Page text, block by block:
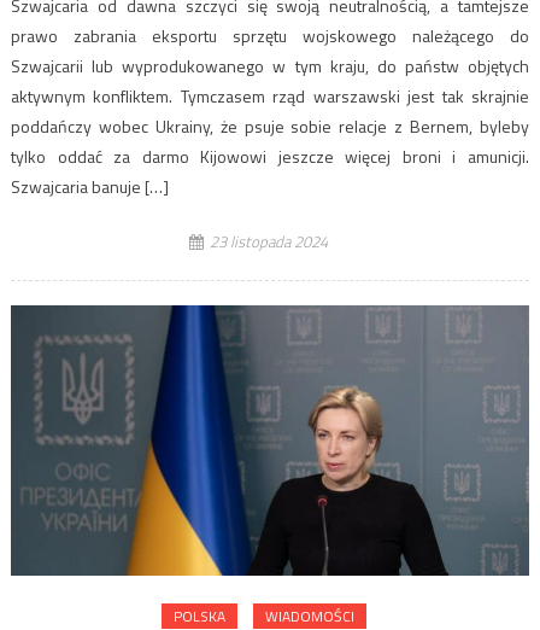
Szwajcaria od dawna szczyci się swoją neutralnością, a tamtejsze
prawo zabrania eksportu sprzętu wojskowego należącego do
Szwajcarii lub wyprodukowanego w tym kraju, do państw objętych
aktywnym konfliktem. Tymczasem rząd warszawski jest tak skrajnie
poddańczy wobec Ukrainy, że psuje sobie relacje z Bernem, byleby
tylko oddać za darmo Kijowowi jeszcze więcej broni i amunicji.
Szwajcaria banuje […]
23 listopada 2024
POLSKA WIADOMOŚCI